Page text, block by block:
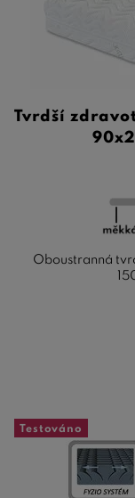
Tvrdší
Oboustranná
Testováno